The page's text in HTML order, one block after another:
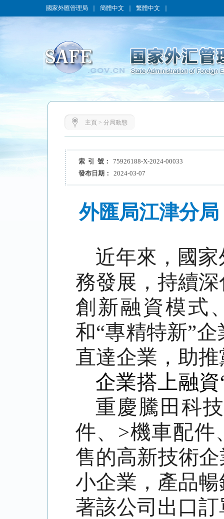
國家外匯管理局 簡體中文 繁體中文
主頁 > 分局動態
索 引 號：
75926188-X-2024-00033
發布日期：
2024-03-07
外匯局江津分
近年來，國
務發展，持續
創新融資模式
和“專精特新”
直達企業，助
企業搭上融資
重慶騰田科
件、>機車配件
售的高新技術
小企業，產品
著該公司出口